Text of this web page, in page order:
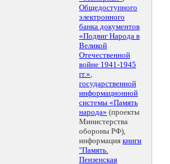
Общедоступного
электронного
банка документов
«Подвиг Народа в
Великой
Отечественной
войне 1941-1945
гг.»,
государственной
информационной
системы «Память
народа» (проекты
Министерства
обороны РФ),
информация книги
"Память.
Пензенская